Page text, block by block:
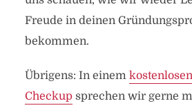
Freude in deinen
bekommen.
Übrigens: In einem
Checkupsprechen wir gerne